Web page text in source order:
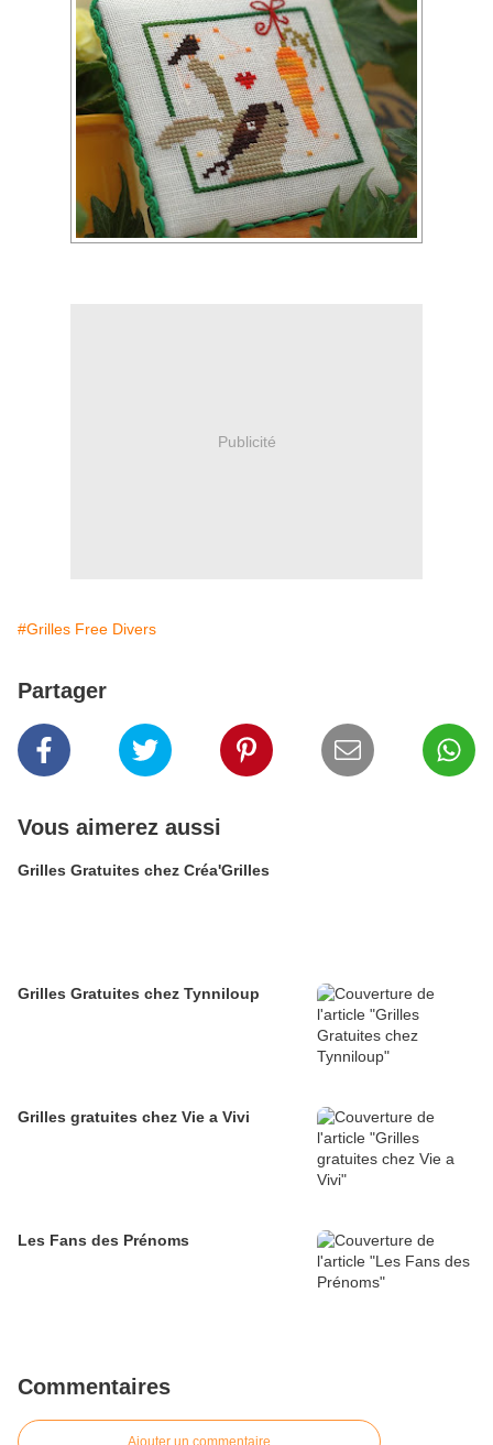
Publicité
#Grilles Free Divers
Partager
Vous aimerez aussi
Grilles Gratuites chez Créa'Grilles
Grilles Gratuites chez Tynniloup
Grilles gratuites chez Vie a Vivi
Les Fans des Prénoms
Commentaires
Ajouter un commentaire